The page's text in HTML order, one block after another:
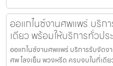
ออแกไนซ์งานศพแพร่ บริก
เดียว พร้อมให้บริการทั่วปร
ออแกไนซ์งานศพแพร่ บริการรับจัดง
ศพ โลงเย็น พวงหรีด ครบจบในที่เดี